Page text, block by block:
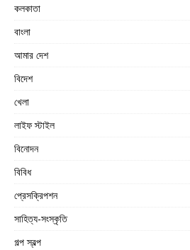
কলকাতা
বাংলা
আমার দেশ
বিদেশ
খেলা
লাইফ স্টাইল
বিনোদন
বিবিধ
প্রেসক্রিপশন
সাহিত্য-সংস্কৃতি
গল্প স্বল্প